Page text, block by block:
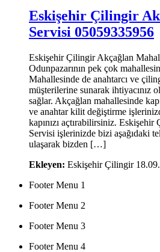
Eskişehir Çilingir
Servisi 05059335956
Eskişehir Çilingir Akçağlan
Odunpazarının pek çok
Mahallesinde de anahtarcı ve
müşterilerine sunarak ihtiyacınız
sağlar. Akçağlan mahallesinde
ve anahtar kilit değiştirme
kapınızı açtırabilirsiniz.
Servisi işlerinizde bizi aşağıdaki
ulaşarak bizden […]
Ekleyen: Eskişehir Çilingir
Footer Menu 1
Footer Menu 2
Footer Menu 3
Footer Menu 4